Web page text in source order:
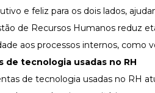
e feliz para os dois lados,
de Recursos Humanos reduz
aos processos internos, como
de tecnologia usadas no RH
de tecnologia usadas no RH